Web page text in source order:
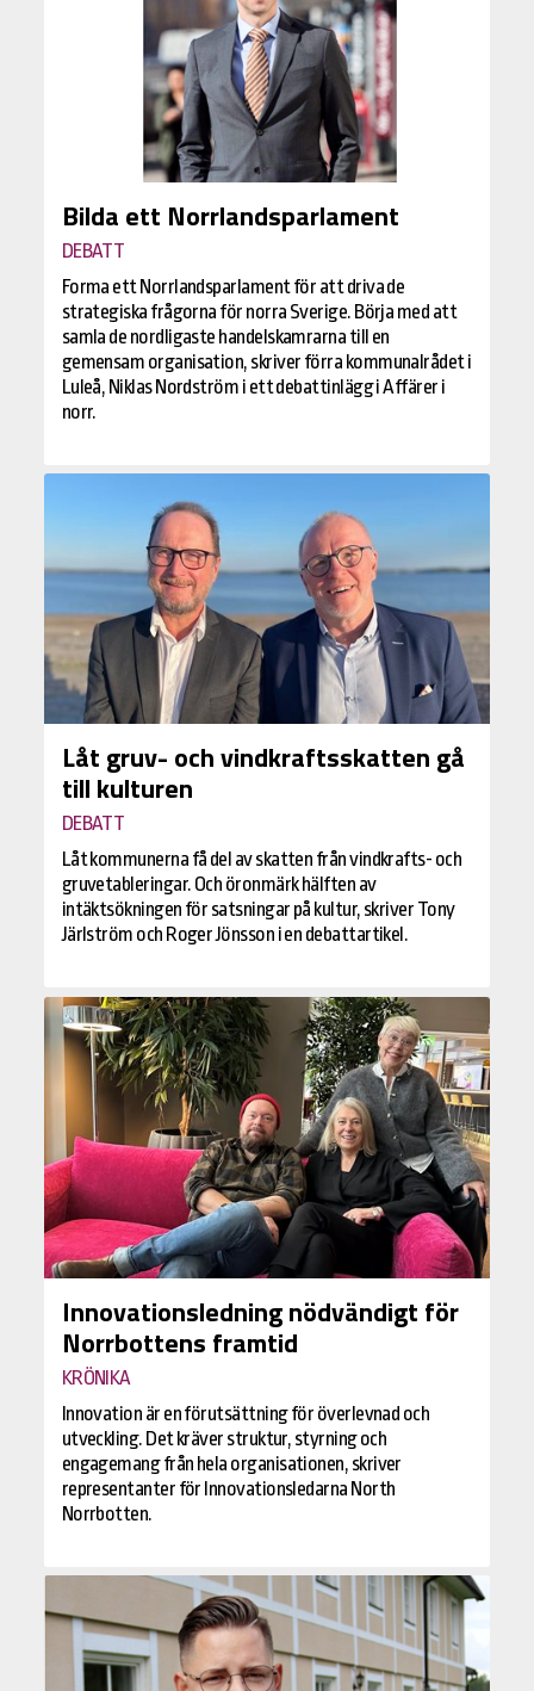
Bilda ett Norrlandsparlament
DEBATT
Forma ett Norrlandsparlament för att driva de
strategiska frågorna för norra Sverige. Börja med att
samla de nordligaste handelskamrarna till en
gemensam organisation, skriver förra kommunalrådet i
Luleå, Niklas Nordström i ett debattinlägg i Affärer i
norr.
Låt gruv- och vindkraftsskatten gå
till kulturen
DEBATT
Låt kommunerna få del av skatten från vindkrafts- och
gruvetableringar. Och öronmärk hälften av
intäktsökningen för satsningar på kultur, skriver Tony
Järlström och Roger Jönsson i en debattartikel.
Innovationsledning nödvändigt för
Norrbottens framtid
KRÖNIKA
Innovation är en förutsättning för överlevnad och
utveckling. Det kräver struktur, styrning och
engagemang från hela organisationen, skriver
representanter för Innovationsledarna North
Norrbotten.